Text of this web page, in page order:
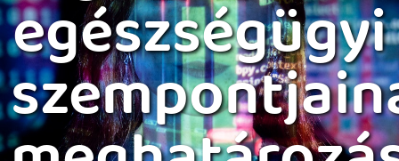
egészségügyi